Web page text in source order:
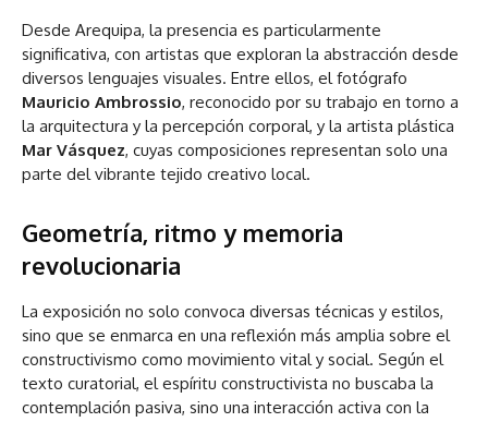
Desde Arequipa, la presencia es particularmente
significativa, con artistas que exploran la abstracción desde
diversos lenguajes visuales. Entre ellos, el fotógrafo
Mauricio Ambrossio, reconocido por su trabajo en torno a
la arquitectura y la percepción corporal, y la artista plástica
Mar Vásquez, cuyas composiciones representan solo una
parte del vibrante tejido creativo local.
Geometría, ritmo y memoria
revolucionaria
La exposición no solo convoca diversas técnicas y estilos,
sino que se enmarca en una reflexión más amplia sobre el
constructivismo como movimiento vital y social. Según el
texto curatorial, el espíritu constructivista no buscaba la
contemplación pasiva, sino una interacción activa con la